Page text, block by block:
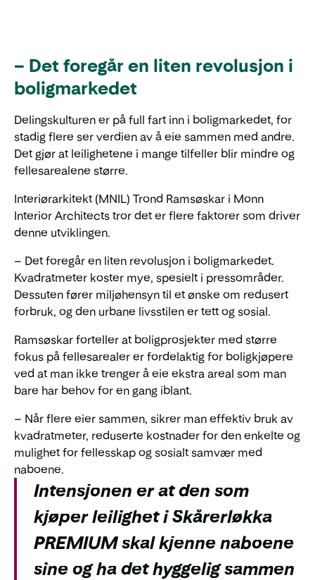
– Det foregår en liten revolusjon i
boligmarkedet
Delingskulturen er på full fart inn i boligmarkedet, for
stadig flere ser verdien av å eie sammen med andre.
Det gjør at leilighetene i mange tilfeller blir mindre og
fellesarealene større.
Interiørarkitekt (MNIL) Trond Ramsøskar i Monn
Interior Architects tror det er flere faktorer som driver
denne utviklingen.
– Det foregår en liten revolusjon i boligmarkedet.
Kvadratmeter koster mye, spesielt i pressområder.
Dessuten fører miljøhensyn til et ønske om redusert
forbruk, og den urbane livsstilen er tett og sosial.
Ramsøskar forteller at boligprosjekter med større
fokus på fellesarealer er fordelaktig for boligkjøpere
ved at man ikke trenger å eie ekstra areal som man
bare har behov for en gang iblant.
– Når flere eier sammen, sikrer man effektiv bruk av
kvadratmeter, reduserte kostnader for den enkelte og
mulighet for fellesskap og sosialt samvær med
naboene.
Intensjonen er at den som
kjøper leilighet i Skårerløkka
PREMIUM skal kjenne naboene
sine og ha det hyggelig sammen